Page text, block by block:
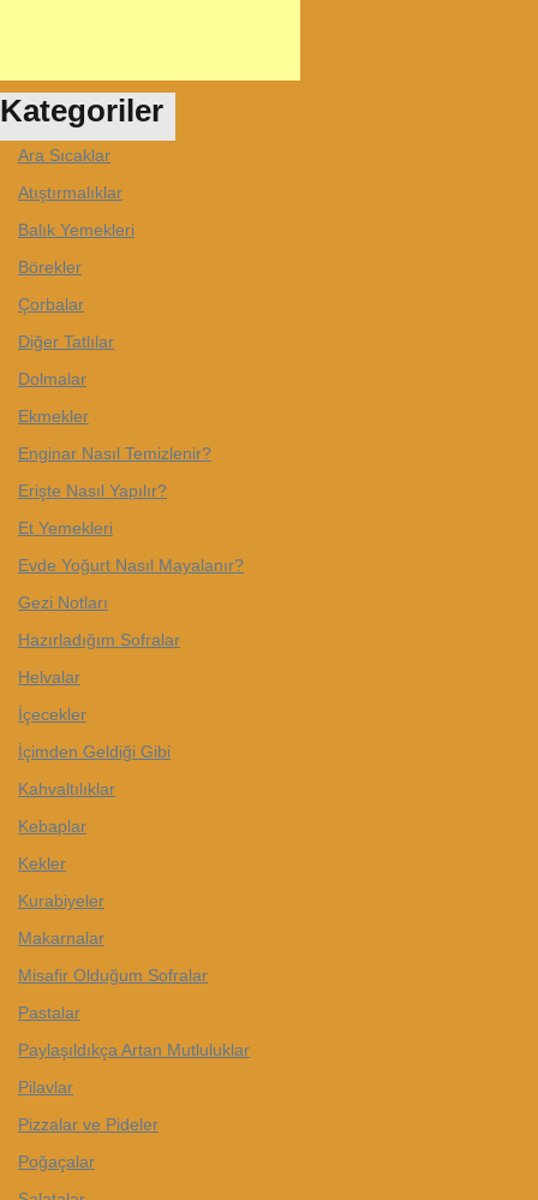
Kategoriler
Ara Sıcaklar
Atıştırmalıklar
Balık Yemekleri
Börekler
Çorbalar
Diğer Tatlılar
Dolmalar
Ekmekler
Enginar Nasıl Temizlenir?
Erişte Nasıl Yapılır?
Et Yemekleri
Evde Yoğurt Nasıl Mayalanır?
Gezi Notları
Hazırladığım Sofralar
Helvalar
İçecekler
İçimden Geldiği Gibi
Kahvaltılıklar
Kebaplar
Kekler
Kurabiyeler
Makarnalar
Misafir Olduğum Sofralar
Pastalar
Paylaşıldıkça Artan Mutluluklar
Pilavlar
Pizzalar ve Pideler
Poğaçalar